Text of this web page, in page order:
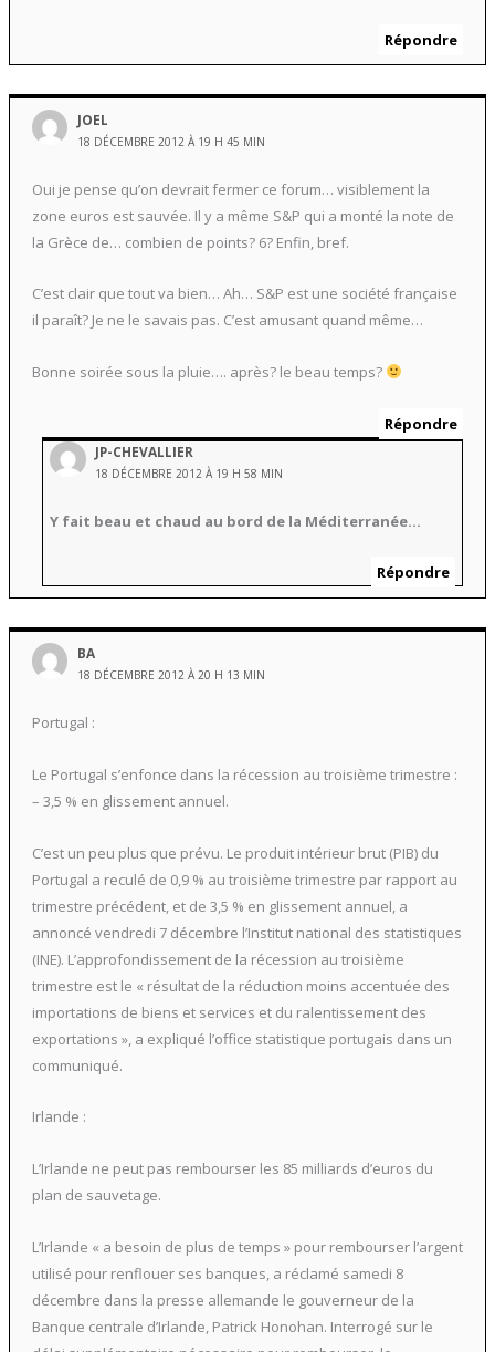
Répondre
JOEL
18 DÉCEMBRE 2012 À 19 H 45 MIN
Oui je pense qu’on devrait fermer ce forum… visiblement la
zone euros est sauvée. Il y a même S&P qui a monté la note de
la Grèce de… combien de points? 6? Enfin, bref.
C’est clair que tout va bien… Ah… S&P est une société française
il paraît? Je ne le savais pas. C’est amusant quand même…
Bonne soirée sous la pluie…. après? le beau temps?
Répondre
JP-CHEVALLIER
18 DÉCEMBRE 2012 À 19 H 58 MIN
Y fait beau et chaud au bord de la Méditerranée…
Répondre
BA
18 DÉCEMBRE 2012 À 20 H 13 MIN
Portugal :
Le Portugal s’enfonce dans la récession au troisième trimestre :
– 3,5 % en glissement annuel.
C’est un peu plus que prévu. Le produit intérieur brut (PIB) du
Portugal a reculé de 0,9 % au troisième trimestre par rapport au
trimestre précédent, et de 3,5 % en glissement annuel, a
annoncé vendredi 7 décembre l’Institut national des statistiques
(INE). L’approfondissement de la récession au troisième
trimestre est le « résultat de la réduction moins accentuée des
importations de biens et services et du ralentissement des
exportations », a expliqué l’office statistique portugais dans un
communiqué.
Irlande :
L’Irlande ne peut pas rembourser les 85 milliards d’euros du
plan de sauvetage.
L’Irlande « a besoin de plus de temps » pour rembourser l’argent
utilisé pour renflouer ses banques, a réclamé samedi 8
décembre dans la presse allemande le gouverneur de la
Banque centrale d’Irlande, Patrick Honohan. Interrogé sur le